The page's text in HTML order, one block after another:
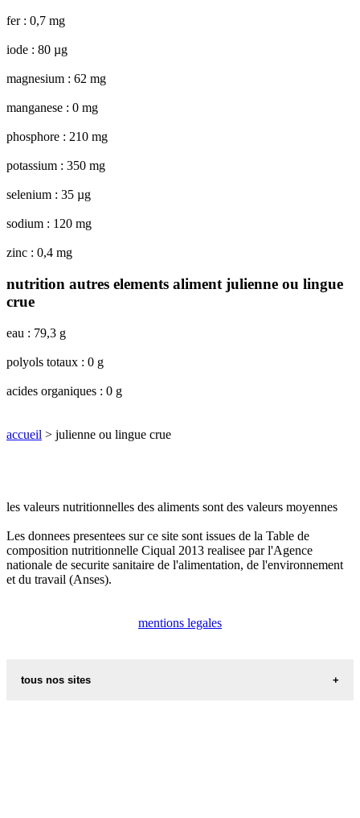
fer : 0,7 mg
iode : 80 µg
magnesium : 62 mg
manganese : 0 mg
phosphore : 210 mg
potassium : 350 mg
selenium : 35 µg
sodium : 120 mg
zinc : 0,4 mg
nutrition autres elements aliment julienne ou lingue
crue
eau : 79,3 g
polyols totaux : 0 g
acides organiques : 0 g
accueil > julienne ou lingue crue
les valeurs nutritionnelles des aliments sont des valeurs moyennes
Les donnees presentees sur ce site sont issues de la Table de
composition nutritionnelle Ciqual 2013 realisee par l'Agence
nationale de securite sanitaire de l'alimentation, de l'environnement
et du travail (Anses).
mentions legales
tous nos sites